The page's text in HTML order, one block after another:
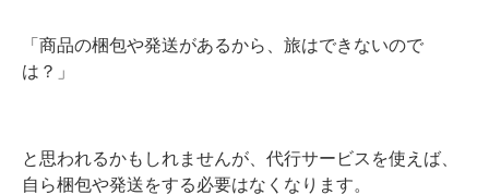
「商品の梱包や発送があるから、旅はできないので
は？」
と思われるかもしれませんが、代行サービスを使えば、
自ら梱包や発送をする必要はなくなります。